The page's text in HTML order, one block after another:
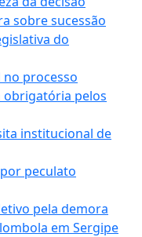
sobre sucessão
do
processo
pelos
institucional de
peculato
pela demora
em Sergipe